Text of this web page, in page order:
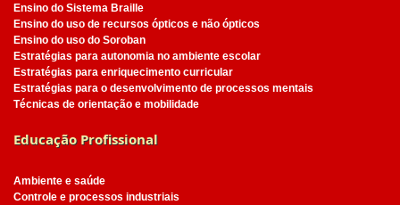
Ensino do Sistema Braille
Ensino do uso de recursos ópticos e não ópticos
Ensino do uso do Soroban
Estratégias para autonomia no ambiente escolar
Estratégias para enriquecimento curricular
Estratégias para o desenvolvimento de processos mentais
Técnicas de orientação e mobilidade
Educação Profissional
Ambiente e saúde
Controle e processos industriais